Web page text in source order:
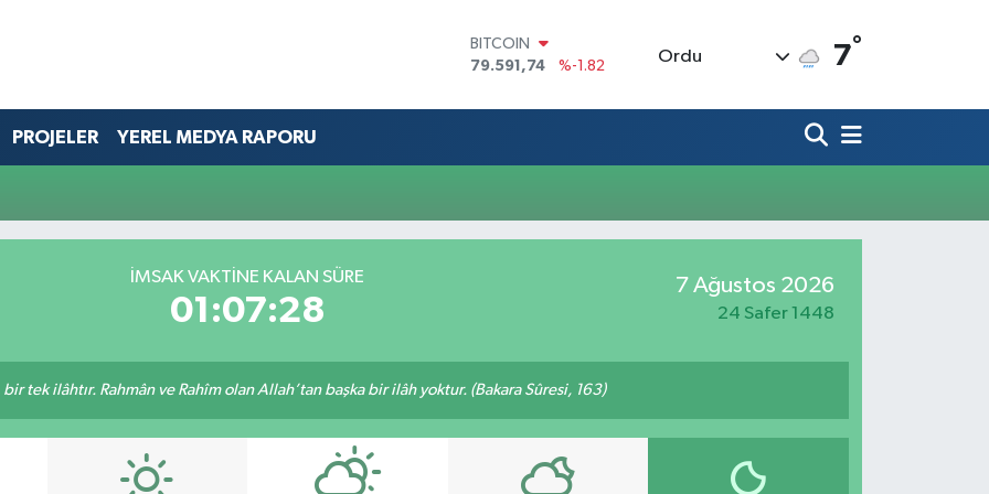
BITCOIN
79.591,74
%-1.82
45,43620
%0.02
G.ALTIN
6862,09000
%0.19
Ordu 7°
PROJELER YEREL MEDYA RAPORU
İMSAK VAKTİNE KALAN SÜRE
01:07:28
7 Ağustos 2026
24 Safer 1448
bir tek ilâhtır. Rahmân ve Rahîm olan Allah’tan başka bir ilâh yoktur. (Bakara Sûresi, 163)